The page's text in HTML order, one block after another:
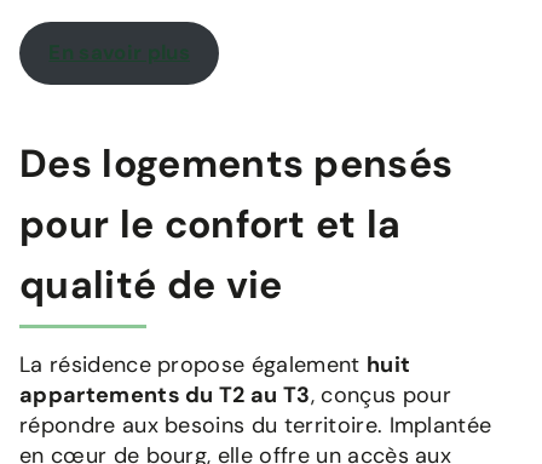
En savoir plus
Des logements pensés
pour le confort et la
qualité de vie
La résidence propose également huit
appartements du T2 au T3, conçus pour
répondre aux besoins du territoire. Implantée
en cœur de bourg, elle offre un accès aux